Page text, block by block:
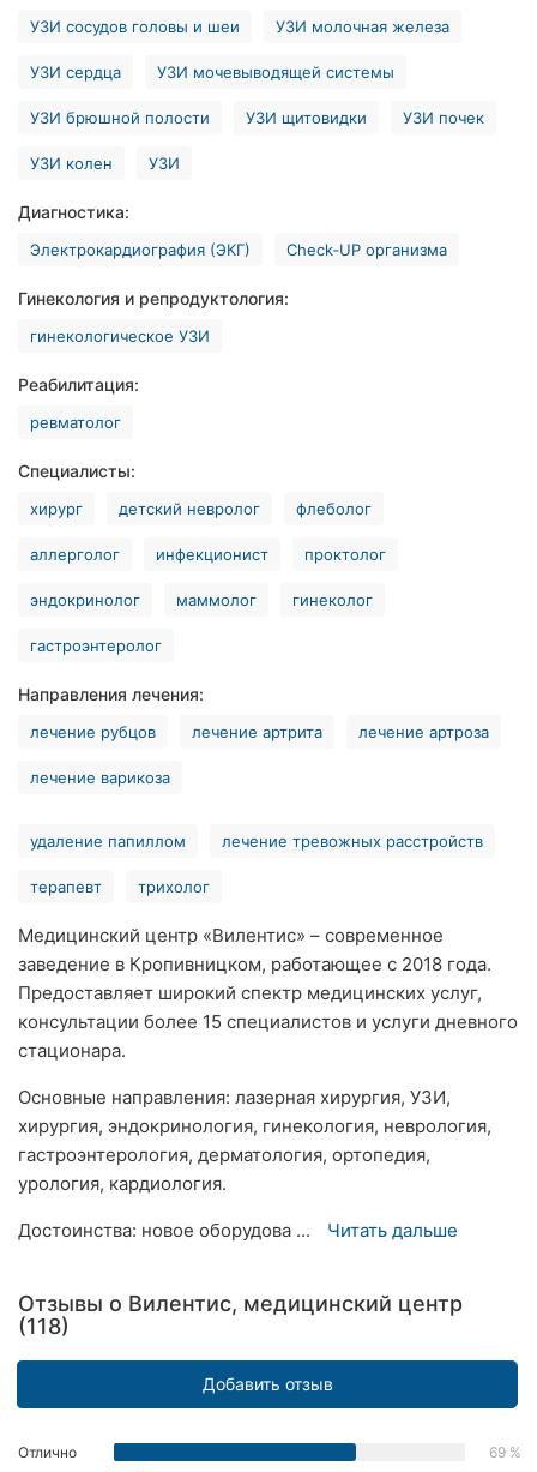
Днепр
Львов
Кривой
Херсон
Полтава
Сумы
Ивано-
Луцк
Ужгород
Карпаты
УЗИ сосудов головы и шеи УЗИ молочная железа
УЗИ сердца УЗИ мочевыводящей системы
УЗИ брюшной полости УЗИ щитовидки УЗИ почек
УЗИ колен УЗИ
Диагностика:
Электрокардиография (ЭКГ) Check‑UP организма
Гинекология и репродуктология:
гинекологическое УЗИ
Реабилитация:
ревматолог
Специалисты:
хирург детский невролог флеболог
аллерголог инфекционист проктолог
эндокринолог маммолог гинеколог
гастроэнтеролог
Направления лечения:
лечение рубцов лечение артрита лечение артроза
лечение варикоза
удаление папиллом лечение тревожных расстройств
терапевт трихолог
Медицинский центр «Вилентис» – современное
заведение в Кропивницком, работающее с 2018 года.
Предоставляет широкий спектр медицинских услуг,
консультации более 15 специалистов и услуги дневного
стационара.
Основные направления: лазерная хирургия, УЗИ,
хирургия, эндокринология, гинекология, неврология,
гастроэнтерология, дерматология, ортопедия,
урология, кардиология.
Достоинства: новое оборудова ... Читать дальше
Отзывы о Вилентис, медицинский центр
(118)
Добавить отзыв
Отлично
69 %